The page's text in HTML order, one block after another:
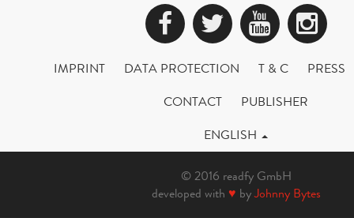
Facebook
Twitter
IMPRINT DATA PROTECTION T & C
PRESS
CONTACT
PUBLISHER
ENGLISH
© 2016 readfy GmbH
developed with ♥ byJohnny Bytes